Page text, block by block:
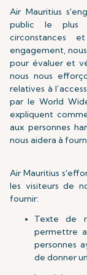
Air Mauritius
public le plus
circonstances
engagement,
pour évaluer et
nous nous
relatives à
par le World
expliquent
aux personnes
nous aidera à
Air Mauritius
les visiteurs de
fournir:
Texte de
permettre
personnes
de donner